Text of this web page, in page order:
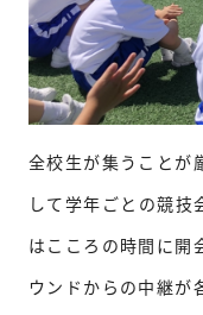
全校生が集うことが
して学年ごとの競技
はこころの時間に開
ウンドからの中継が